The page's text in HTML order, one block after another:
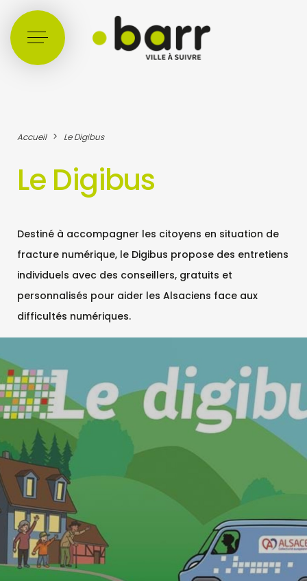
Accueil > Le Digibus
Le Digibus
Destiné à accompagner les citoyens en situation de
fracture numérique, le Digibus propose des entretiens
individuels avec des conseillers, gratuits et
personnalisés pour aider les Alsaciens face aux
difficultés numériques.